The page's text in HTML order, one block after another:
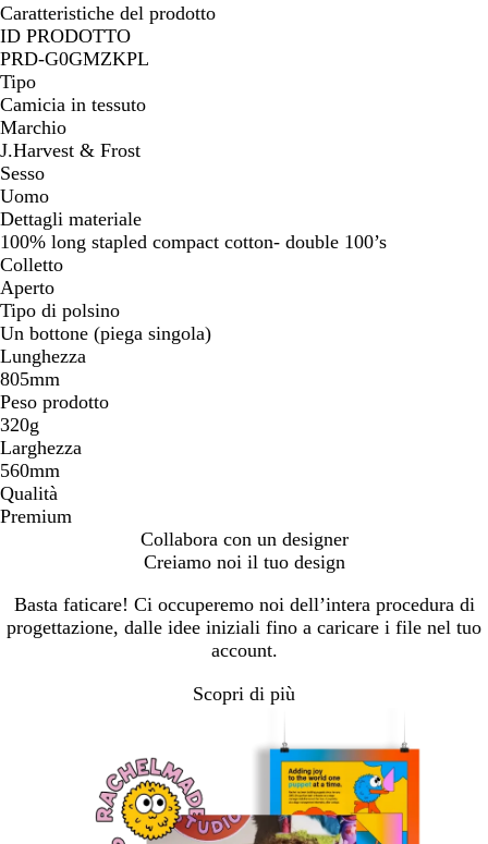
Caratteristiche del prodotto
ID PRODOTTO
PRD-G0GMZKPL
Tipo
Camicia in tessuto
Marchio
J.Harvest & Frost
Sesso
Uomo
Dettagli materiale
100% long stapled compact cotton- double 100’s
Colletto
Aperto
Tipo di polsino
Un bottone (piega singola)
Lunghezza
805mm
Peso prodotto
320g
Larghezza
560mm
Qualità
Premium
Collabora con un designer
Creiamo noi il tuo design
Basta faticare! Ci occuperemo noi dell’intera procedura di
progettazione, dalle idee iniziali fino a caricare i file nel tuo
account.
Scopri di più